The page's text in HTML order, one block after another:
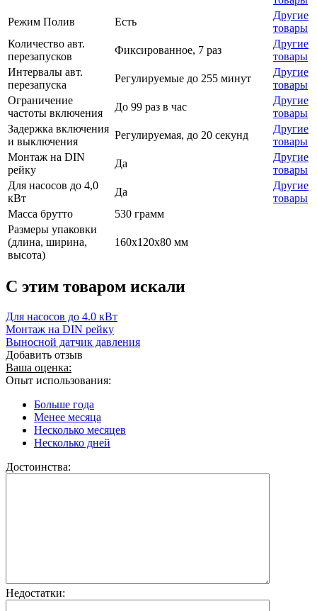
Режим Полив
Есть
Другие
товары
Количество авт.
перезапусков
Фиксированное, 7 раз
Другие
товары
Интервалы авт.
перезапуска
Регулируемые до 255 минут
Другие
товары
Ограничение
частоты включения
До 99 раз в час
Другие
товары
Задержка включения
и выключения
Регулируемая, до 20 секунд
Другие
товары
Монтаж на DIN
рейку
Да
Другие
товары
Для насосов до 4,0
кВт
Да
Другие
товары
Масса брутто
530 грамм
Размеры упаковки
(длина, ширина,
высота)
160х120х80 мм
C этим товаром искали
Для насосов до 4.0 кВт
Монтаж на DIN рейку
Выносной датчик давления
Добавить отзыв
Ваша оценка:
Опыт использования:
Больше года
Менее месяца
Несколько месяцев
Несколько дней
Достоинства:
Недостатки: